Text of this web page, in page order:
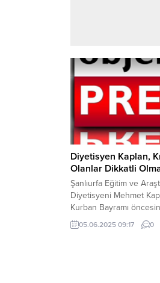
Diyetisyen Kaplan,
Olanlar Dikkatli
Şanlıurfa Eğitim ve
Diyetisyeni Mehmet
Kurban Bayramı
beslenme konusunda
önemli uyarılarda
05.06.2025 09:17 0